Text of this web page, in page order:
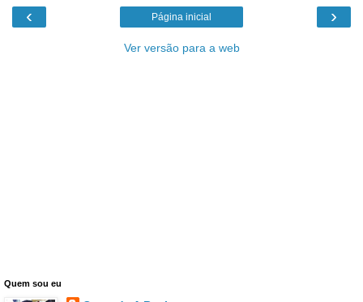
‹ ›
Página inicial
Ver versão para a web
Quem sou eu